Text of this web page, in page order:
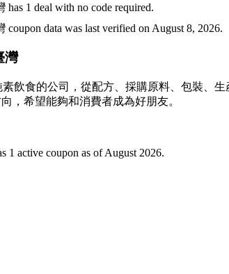
1 deal with no code required.
data was last verified on August 8, 2026.
灣
飲食的公司，從配方、採購原料、包裝、
，希望能夠和消費者成為好朋友。
active coupon as of August 2026.